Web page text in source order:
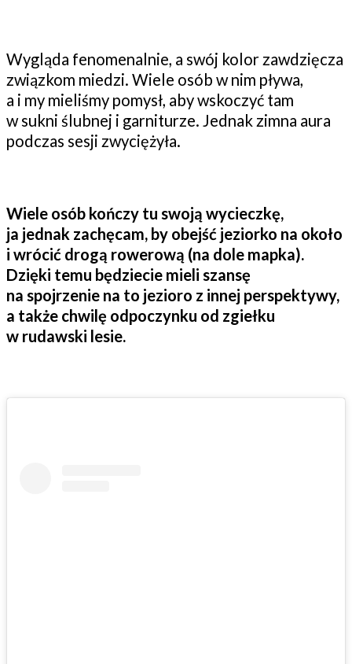
Wygląda fenomenalnie, a swój kolor zawdzięcza
związkom miedzi. Wiele osób w nim pływa,
a i my mieliśmy pomysł, aby wskoczyć tam
w sukni ślubnej i garniturze. Jednak zimna aura
podczas sesji zwyciężyła.
Wiele osób kończy tu swoją wycieczkę,
ja jednak zachęcam, by obejść jeziorko na około
i wrócić drogą rowerową (na dole mapka).
Dzięki temu będziecie mieli szansę
na spojrzenie na to jezioro z innej perspektywy,
a także chwilę odpoczynku od zgiełku
w rudawski lesie.